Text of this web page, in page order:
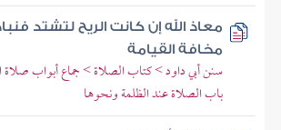
معاذ الله إن كانت الريح لتشتد
مخافة القيامة
سنن أبي داود > كتاب الصلاة > جماع أبواب صلاة
باب الصلاة عند الظلمة ونحوها